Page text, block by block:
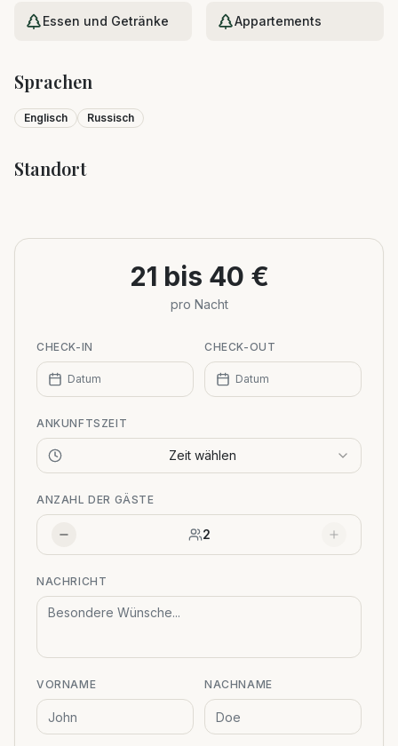
Essen und Getränke Appartements
Sprachen
Englisch Russisch
Standort
−
21 bis 40 €
pro Nacht
CHECK-IN
Datum
CHECK-OUT
Datum
ANKUNFTSZEIT
Zeit wählen
ANZAHL DER GÄSTE
2
NACHRICHT
VORNAME NACHNAME